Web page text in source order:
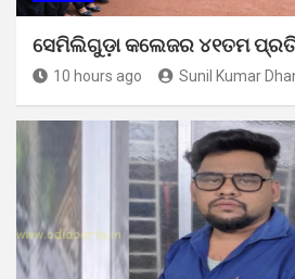
ସେମିଲିଗୁଡ଼ା କଲେଜର ୪୧ତମ
10 hours ago Sunil Kumar